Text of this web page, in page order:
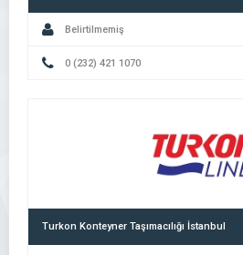
Belirtilmemiş
0 (232) 421 1070
Turkon Konteyner Taşımacılığı İstanbul